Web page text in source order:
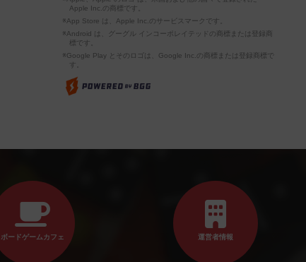
Apple Inc.の商標です。
※App Store は、Apple Inc.のサービスマークです。
※Android は、グーグル インコーポレイテッドの商標または登録商
標です。
※Google Play とそのロゴは、Google Inc.の商標または登録商標で
す。
ボードゲームカフェ 運営者情報